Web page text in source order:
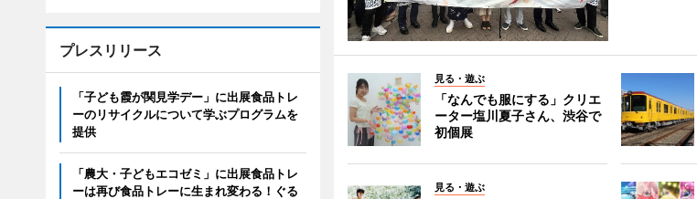
見る・遊ぶ
「なんでも服にする」クリエ
ーター塩川夏子さん、渋谷で
初個展
見る・遊ぶ
プレスリリース
「子ども霞が関見学デー」に出展食品トレ
ーのリサイクルについて学ぶプログラムを
提供
「農大・子どもエコゼミ」に出展食品トレ
ーは再び食品トレーに生まれ変わる！ぐる